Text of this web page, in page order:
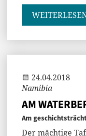
24.04.2018
Namibia
AM
Am
Der mächtige